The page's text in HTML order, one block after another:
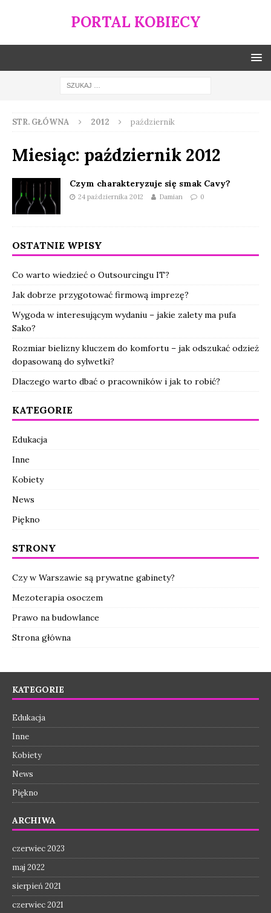
PORTAL KOBIECY
STR. GŁÓWNA 2012 październik
Miesiąc: październik 2012
Czym charakteryzuje się smak Cavy?
24 października 2012 Damian 0
OSTATNIE WPISY
Co warto wiedzieć o Outsourcingu IT?
Jak dobrze przygotować firmową imprezę?
Wygoda w interesującym wydaniu – jakie zalety ma pufa
Sako?
Rozmiar bielizny kluczem do komfortu – jak odszukać odzież
dopasowaną do sylwetki?
Dlaczego warto dbać o pracowników i jak to robić?
KATEGORIE
Edukacja
Inne
Kobiety
News
Piękno
STRONY
Czy w Warszawie są prywatne gabinety?
Mezoterapia osoczem
Prawo na budowlance
Strona główna
KATEGORIE
Edukacja
Inne
Kobiety
News
Piękno
ARCHIWA
czerwiec 2023
maj 2022
sierpień 2021
czerwiec 2021